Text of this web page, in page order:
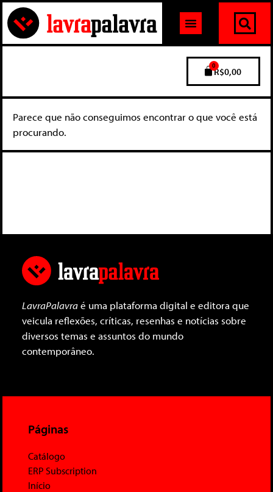
R$0,00
0
Parece que não conseguimos encontrar o que você está
procurando.
LavraPalavraé uma plataforma digital e editora que
veicula reflexões, críticas, resenhas e notícias sobre
diversos temas e assuntos do mundo
contemporâneo.
Páginas
Catálogo
ERP Subscription
Início